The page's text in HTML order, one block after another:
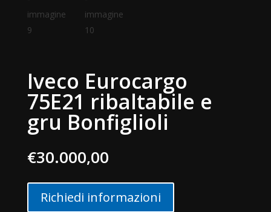
Iveco Eurocargo
75E21 ribaltabile e
gru Bonfiglioli
€30.000,00
Richiedi informazioni